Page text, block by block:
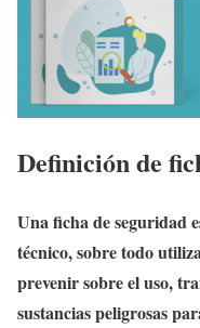
Definición de
Una ficha de seguridad
técnico, sobre todo
prevenir sobre el uso,
sustancias peligrosas